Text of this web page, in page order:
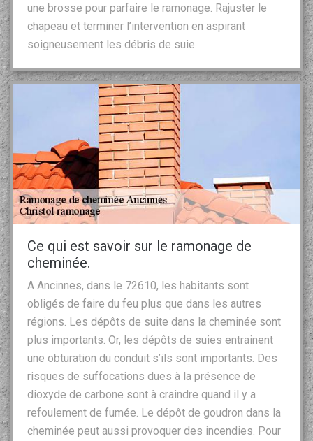
une brosse pour parfaire le ramonage. Rajuster le
chapeau et terminer l’intervention en aspirant
soigneusement les débris de suie.
Ce qui est savoir sur le ramonage de
cheminée.
A Ancinnes, dans le 72610, les habitants sont
obligés de faire du feu plus que dans les autres
régions. Les dépôts de suite dans la cheminée sont
plus importants. Or, les dépôts de suies entrainent
une obturation du conduit s’ils sont importants. Des
risques de suffocations dues à la présence de
dioxyde de carbone sont à craindre quand il y a
refoulement de fumée. Le dépôt de goudron dans la
cheminée peut aussi provoquer des incendies. Pour